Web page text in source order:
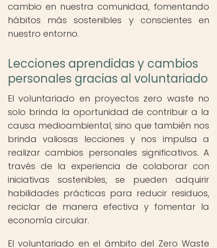
cambio en nuestra comunidad, fomentando
hábitos más sostenibles y conscientes en
nuestro entorno.
Lecciones aprendidas y cambios
personales gracias al voluntariado
El voluntariado en proyectos zero waste no
solo brinda la oportunidad de contribuir a la
causa medioambiental, sino que también nos
brinda valiosas lecciones y nos impulsa a
realizar cambios personales significativos. A
través de la experiencia de colaborar con
iniciativas sostenibles, se pueden adquirir
habilidades prácticas para reducir residuos,
reciclar de manera efectiva y fomentar la
economía circular.
El voluntariado en el ámbito del Zero Waste